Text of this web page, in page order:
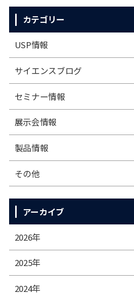
カテゴリー
USP情報
サイエンスブログ
セミナー情報
展⽰会情報
製品情報
その他
アーカイブ
2026年
2025年
2024年